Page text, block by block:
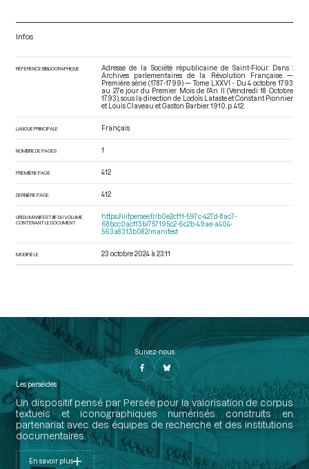
Infos
RÉFÉRENCE BIBLIOGRAPHIQUE
Adresse de la Société républicaine de Saint-Flour. Dans :
Archives parlementaires de la Révolution Française —
Première série (1787-1799) — Tome LXXVI - Du 4 octobre 1793
au 27e jour du Premier Mois de l'An II (Vendredi 18 Octobre
1793) , sous la direction de Lodoïs Lataste et Constant Pionnier
et Louis Claveau et Gaston Barbier. 1910. p. 412.
LANGUE PRINCIPALE Français
NOMBRE DE PAGES 1
PREMIÈRE PAGE 412
DERNIÈRE PAGE 412
URI DU MANIFEST IIIF DU VOLUME
CONTENANT LE DOCUMENT
https://iiif.persee.fr/b0e2cf11-597c-427d-8ac7-
68bcc0acf13b/757195c2-6c2b-49ae-a404-
563a8313b082/manifest
MODIFIÉ LE 23 octobre 2024 à 23:11
Suivez-nous
Les perséides
Un dispositif pensé par Persée pour la valorisation de corpus
textuels et iconographiques numérisés construits en
partenariat avec des équipes de recherche et des institutions
documentaires.
En savoir plus